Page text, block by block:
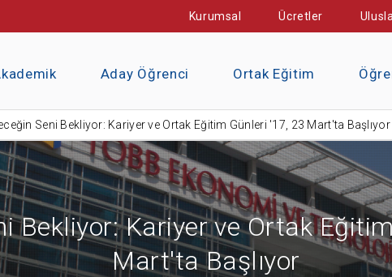
Kurumsal Ücretler
Aday Öğrenci Ortak Eğitim
Seni Bekliyor: Kariyer ve Ortak Eğitim Günleri '17, 23 Mart'ta Başlıyor
Bekliyor: Kariyer ve Ortak
Mart'ta Başlıyor